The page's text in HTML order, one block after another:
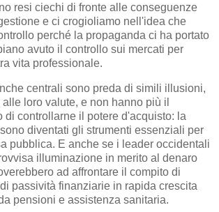
resi ciechi di fronte alle conseguenze
e ci crogioliamo nell'idea che
perché la propaganda ci ha portato
avuto il controllo sui mercati per
vita professionale.
centrali sono preda di simili illusioni,
loro valute, e non hanno più il
di controllarne il potere d'acquisto: la
diventati gli strumenti essenziali per
pubblica. E anche se i leader occidentali
illuminazione in merito al denaro
ad affrontare il compito di
passività finanziarie in rapida crescita
pensioni e assistenza sanitaria.